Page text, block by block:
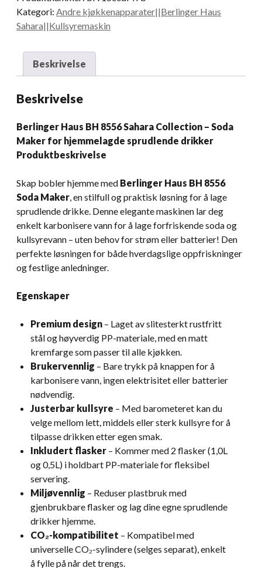
Kategori: Andre kjøkkenapparater||Berlinger Haus
Sahara||Kullsyremaskin
Beskrivelse
Beskrivelse
Berlinger Haus BH 8556 Sahara Collection – Soda
Maker for hjemmelagde sprudlende drikker
Produktbeskrivelse
Skap bobler hjemme med Berlinger Haus BH 8556
Soda Maker , en stilfull og praktisk løsning for å lage
sprudlende drikke. Denne elegante maskinen lar deg
enkelt karbonisere vann for å lage forfriskende soda og
kullsyrevann – uten behov for strøm eller batterier! Den
perfekte løsningen for både hverdagslige oppfriskninger
og festlige anledninger.
Egenskaper
Premium design – Laget av slitesterkt rustfritt
stål og høyverdig PP-materiale, med en matt
kremfarge som passer til alle kjøkken.
Brukervennlig – Bare trykk på knappen for å
karbonisere vann, ingen elektrisitet eller batterier
nødvendig.
Justerbar kullsyre – Med barometeret kan du
velge mellom lett, middels eller sterk kullsyre for å
tilpasse drikken etter egen smak.
Inkludert flasker – Kommer med 2 flasker (1,0L
og 0,5L) i holdbart PP-materiale for fleksibel
servering.
Miljøvennlig – Reduser plastbruk med
gjenbrukbare flasker og lag dine egne sprudlende
drikker hjemme.
CO₂-kompatibilitet – Kompatibel med
universelle CO₂-sylindere (selges separat), enkelt
å fylle på når det trengs.